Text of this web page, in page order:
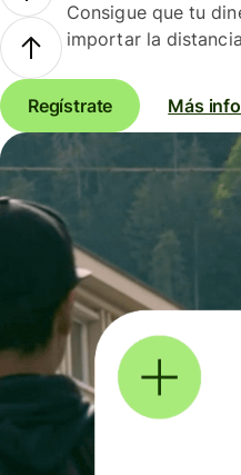
Consigue que tu
importar la
Regístrate Más